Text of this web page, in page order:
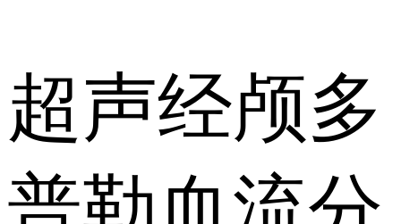
超声经颅多